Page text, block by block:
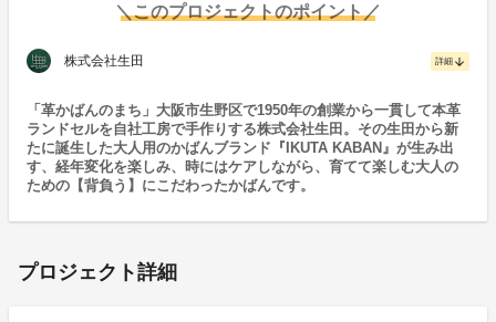
＼このプロジェクトのポイント／
株式会社生田 詳細 arrow_downward
「革かばんのまち」大阪市生野区で1950年の創業から一貫して本革
ランドセルを自社工房で手作りする株式会社生田。その生田から新
たに誕生した大人用のかばんブランド『IKUTA KABAN』が生み出
す、経年変化を楽しみ、時にはケアしながら、育てて楽しむ大人の
ための【背負う】にこだわったかばんです。
プロジェクト詳細